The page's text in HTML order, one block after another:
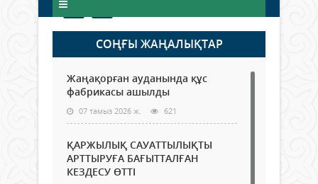
СОҢҒЫ ЖАҢАЛЫҚТАР
Жаңақорған ауданында құс
фабрикасы ашылды
07 тамыз 2026 ж. 621
ҚАРЖЫЛЫҚ САУАТТЫЛЫҚТЫ
АРТТЫРУҒА БАҒЫТТАЛҒАН
КЕЗДЕСУ ӨТТІ